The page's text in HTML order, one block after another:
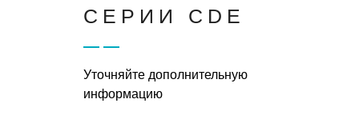
СЕРИИ CDE
Уточняйте дополнительную
информацию